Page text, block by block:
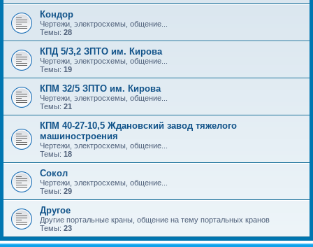
Кондор
Чертежи, электросхемы, общение...
Темы: 28
КПД 5/3,2 ЗПТО им. Кирова
Чертежи, электросхемы, общение...
Темы: 19
КПМ 32/5 ЗПТО им. Кирова
Чертежи, электросхемы, общение...
Темы: 21
КПМ 40-27-10,5 Ждановский завод тяжелого
машиностроения
Чертежи, электросхемы, общение...
Темы: 18
Сокол
Чертежи, электросхемы, общение...
Темы: 29
Другое
Другие портальные краны, общение на тему портальных кранов
Темы: 23